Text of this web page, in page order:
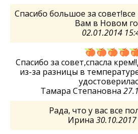
Спасибо большое за
Вам в Новом
02.01.2014
Спасибо за совет,спасла
из-за разницы в
Тамара Степановна
Рада, что у вас все
Ирина